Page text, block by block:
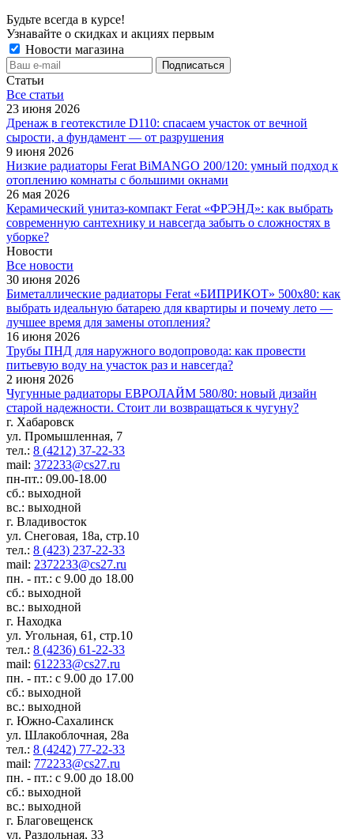
Будьте всегда в курсе!
Узнавайте о скидках и акциях первым
Новости магазина
Статьи
Все cтатьи
23 июня 2026
Дренаж в геотекстиле D110: спасаем участок от вечной
сырости, а фундамент — от разрушения
9 июня 2026
Низкие радиаторы Ferat BiMANGO 200/120: умный подход к
отоплению комнаты с большими окнами
26 мая 2026
Керамический унитаз-компакт Ferat «ФРЭНД»: как выбрать
современную сантехнику и навсегда забыть о сложностях в
уборке?
Новости
Все новости
30 июня 2026
Биметаллические радиаторы Ferat «БИПРИКОТ» 500x80: как
выбрать идеальную батарею для квартиры и почему лето —
лучшее время для замены отопления?
16 июня 2026
Трубы ПНД для наружного водопровода: как провести
питьевую воду на участок раз и навсегда?
2 июня 2026
Чугунные радиаторы ЕВРОЛАЙМ 580/80: новый дизайн
старой надежности. Стоит ли возвращаться к чугуну?
г. Хабаровск
ул. Промышленная, 7
тел.: 8 (4212) 37-22-33
mail: 372233@cs27.ru
пн-пт.: 09.00-18.00
сб.: выходной
вс.: выходной
г. Владивосток
ул. Снеговая, 18а, стр.10
тел.: 8 (423) 237-22-33
mail: 2372233@cs27.ru
пн. - пт.: с 9.00 до 18.00
сб.: выходной
вс.: выходной
г. Находка
ул. Угольная, 61, стр.10
тел.: 8 (4236) 61-22-33
mail: 612233@cs27.ru
пн. - пт.: с 9.00 до 17.00
сб.: выходной
вс.: выходной
г. Южно-Сахалинск
ул. Шлакоблочная, 28а
тел.: 8 (4242) 77-22-33
mail: 772233@cs27.ru
пн. - пт.: с 9.00 до 18.00
сб.: выходной
вс.: выходной
г. Благовещенск
ул. Раздольная, 33